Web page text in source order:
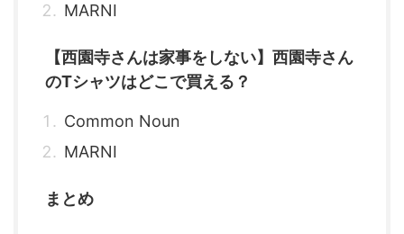
MARNI
【西園寺さんは家事をしない】西園寺さん
のTシャツはどこで買える？
Common Noun
MARNI
まとめ